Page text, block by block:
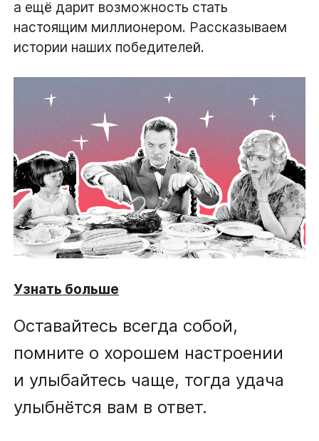
а ещё дарит возможность стать
настоящим миллионером. Рассказываем
истории наших победителей.
Узнать больше
Оставайтесь всегда собой,
помните о хорошем настроении
и улыбайтесь чаще, тогда удача
улыбнётся вам в ответ.